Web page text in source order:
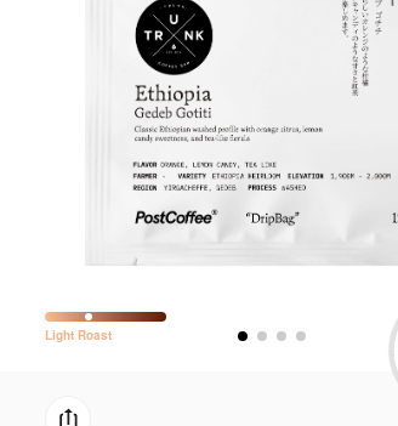
LightRoast